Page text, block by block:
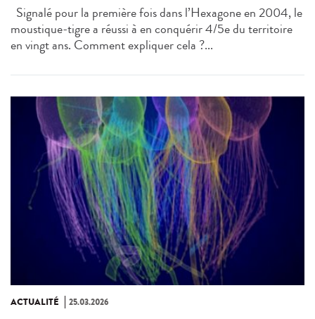
Signalé pour la première fois dans l’Hexagone en 2004, le
moustique-tigre a réussi à en conquérir 4/5e du territoire
en vingt ans. Comment expliquer cela ?...
ACTUALITÉ 25.03.2026